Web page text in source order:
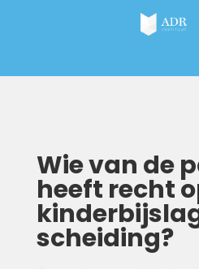
Wie van de
heeft recht
scheiding?